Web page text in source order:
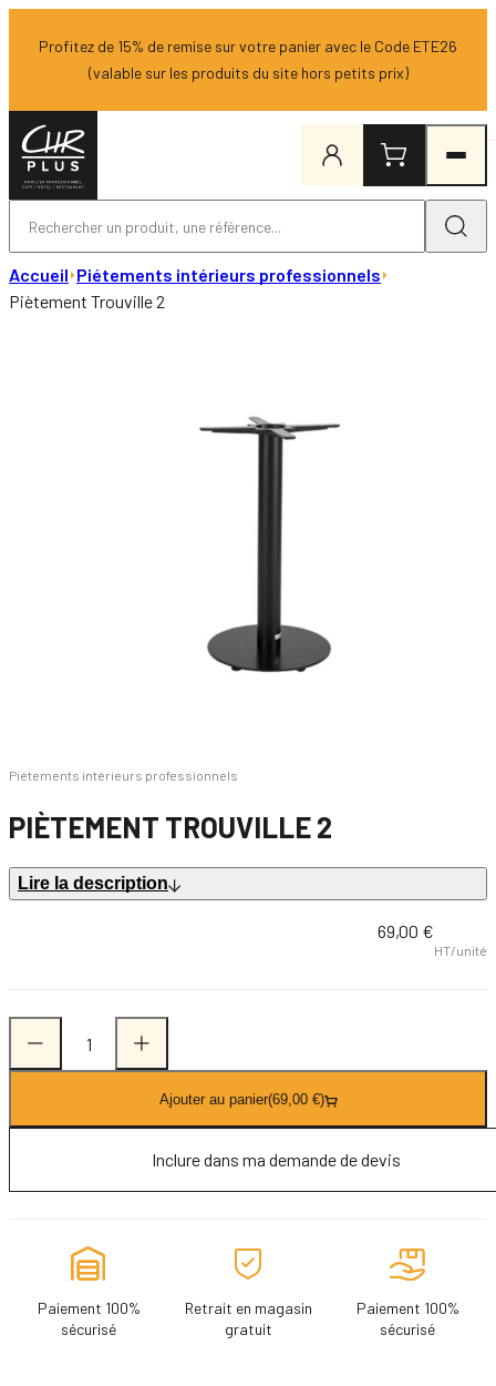
Profitez de 15% de remise sur votre panier avec le Code ETE26
(valable sur les produits du site hors petits prix)
Accueil Piétements intérieurs professionnels
Piètement Trouville 2
Piétements intérieurs professionnels
PIÈTEMENT TROUVILLE 2
Lire la description
69,00 €
HT/unité
2
Ajouter au panier(69,00 €)
Inclure dans ma demande de devis
Paiement 100%
sécurisé
Retrait en magasin
gratuit
Paiement 100%
sécurisé